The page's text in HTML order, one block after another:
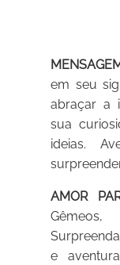
em seu
abraçar a
sua
ideias.
AMOR
e